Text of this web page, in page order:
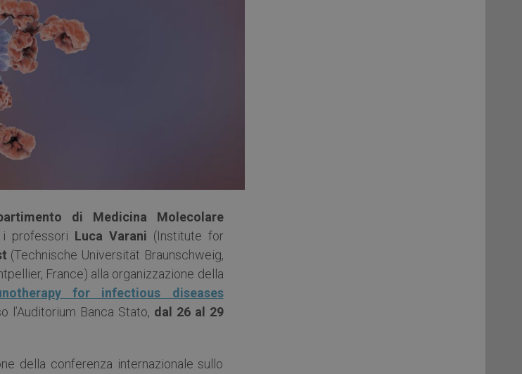
di Medicina Molecolare
professori Luca Varani (Institute for
(Technische Universität Braunschweig,
France) alla organizzazione della
for infectious diseases
l’Auditorium Banca Stato, dal 26 al 29
della conferenza internazionale sullo